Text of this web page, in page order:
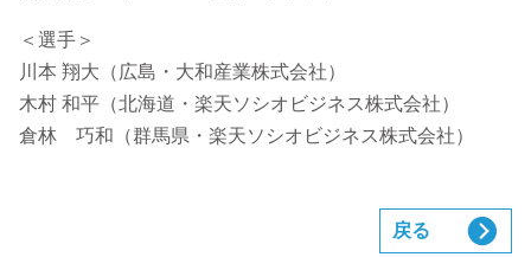
＜選手＞
川本 翔大（広島・大和産業株式会社）
木村 和平（北海道・楽天ソシオビジネス株式会社）
倉林 巧和（群馬県・楽天ソシオビジネス株式会社）
戻る